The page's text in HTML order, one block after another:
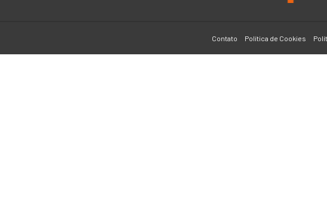
Contato Política de Cookies